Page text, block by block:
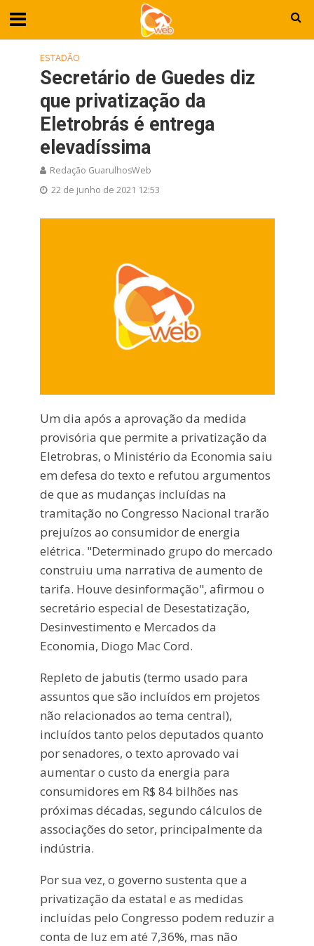
ESTADÃO
Secretário de Guedes diz
que privatização da
Eletrobrás é entrega
elevadíssima
Redação GuarulhosWeb
22 de junho de 2021 12:53
Um dia após a aprovação da medida
provisória que permite a privatização da
Eletrobras, o Ministério da Economia saiu
em defesa do texto e refutou argumentos
de que as mudanças incluídas na
tramitação no Congresso Nacional trarão
prejuízos ao consumidor de energia
elétrica. "Determinado grupo do mercado
construiu uma narrativa de aumento de
tarifa. Houve desinformação", afirmou o
secretário especial de Desestatização,
Desinvestimento e Mercados da
Economia, Diogo Mac Cord.
Repleto de jabutis (termo usado para
assuntos que são incluídos em projetos
não relacionados ao tema central),
incluídos tanto pelos deputados quanto
por senadores, o texto aprovado vai
aumentar o custo da energia para
consumidores em R$ 84 bilhões nas
próximas décadas, segundo cálculos de
associações do setor, principalmente da
indústria.
Por sua vez, o governo sustenta que a
privatização da estatal e as medidas
incluídas pelo Congresso podem reduzir a
conta de luz em até 7,36%, mas não